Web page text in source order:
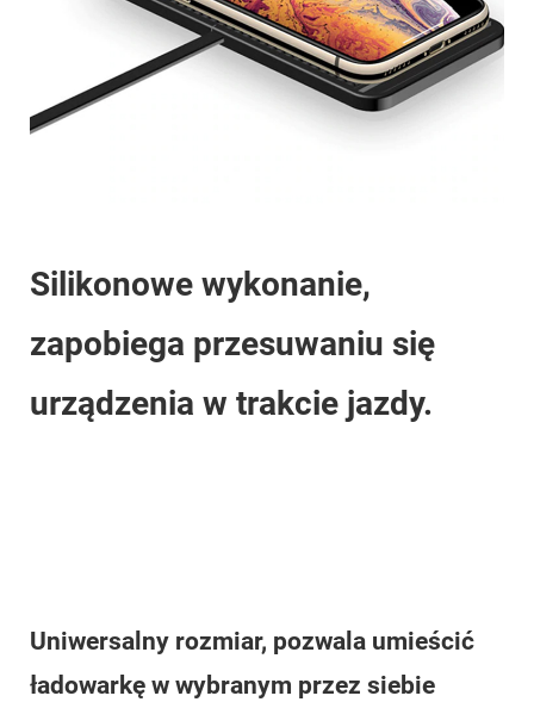
Silikonowe wykonanie,
zapobiega przesuwaniu się
urządzenia w trakcie jazdy.
Uniwersalny rozmiar, pozwala umieścić
ładowarkę w wybranym przez siebie